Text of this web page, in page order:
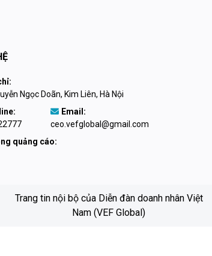
Ngọc Doãn, Kim Liên, Hà Nội
Email:
ceo.vefglobal@gmail.com
quảng cáo:
Trang tin nội bộ của Diễn đàn doanh nhân Việt
Nam (VEF Global)